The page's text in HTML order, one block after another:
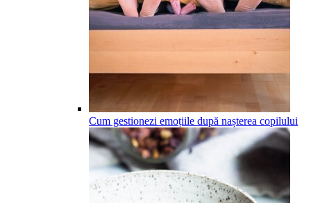
Cum gestionezi emoțiile după nașterea copilului